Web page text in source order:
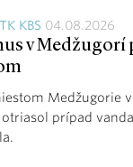
KBS 04.08.2026
v Medžugorí
Medžugorie v
prípad